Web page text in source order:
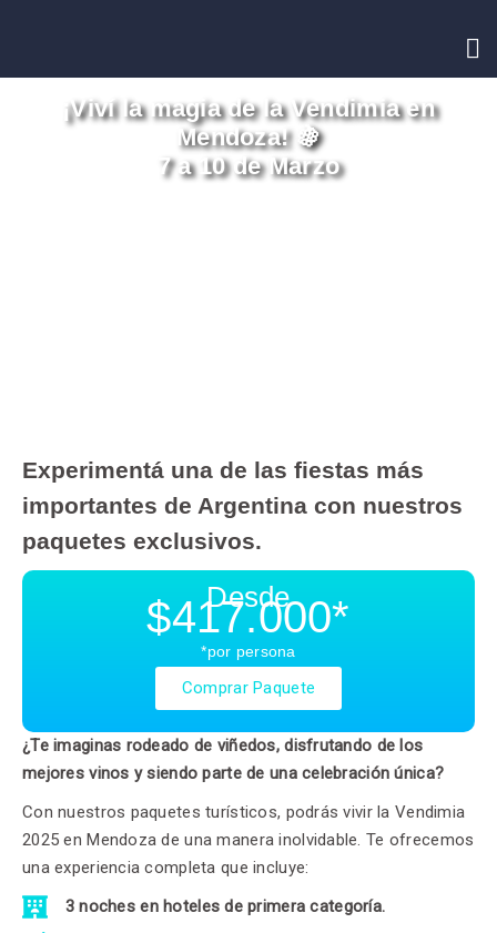
CONTACTO
¡Viví la magia de la Vendimia en
Mendoza! 🍇
7 a 10 de Marzo
Experimentá una de las fiestas más
importantes de Argentina con nuestros
paquetes exclusivos.
Desde
$417.000*
*por persona
Comprar Paquete
¿Te imaginas rodeado de viñedos, disfrutando de los
mejores vinos y siendo parte de una celebración única?
Con nuestros paquetes turísticos, podrás vivir la Vendimia
2025 en Mendoza de una manera inolvidable. Te ofrecemos
una experiencia completa que incluye:
3 noches en hoteles de primera categoría.